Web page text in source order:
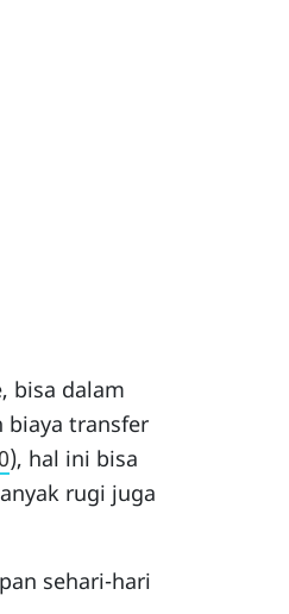
bisa dalam
biaya transfer
), hal ini bisa
rugi juga
sehari-hari